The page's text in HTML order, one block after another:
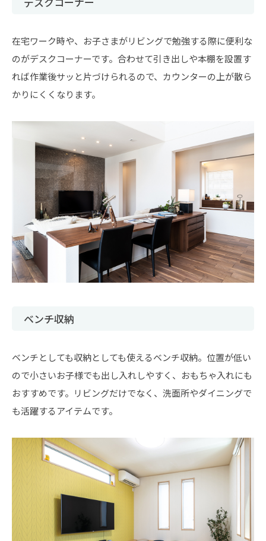
在宅ワーク時や、お子さまがリビングで勉強する際に便利な
のがデスクコーナーです。合わせて引き出しや本棚を設置す
れば作業後サッと片づけられるので、カウンターの上が散ら
かりにくくなります。
ベンチ収納
ベンチとしても収納としても使えるベンチ収納。位置が低い
ので小さいお子様でも出し入れしやすく、おもちゃ入れにも
おすすめです。リビングだけでなく、洗面所やダイニングで
も活躍するアイテムです。